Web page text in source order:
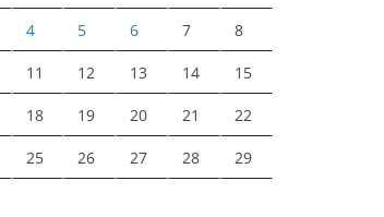
4 5 6 7 8
11 12 13 14 15
18 19 20 21 22
25 26 27 28 29